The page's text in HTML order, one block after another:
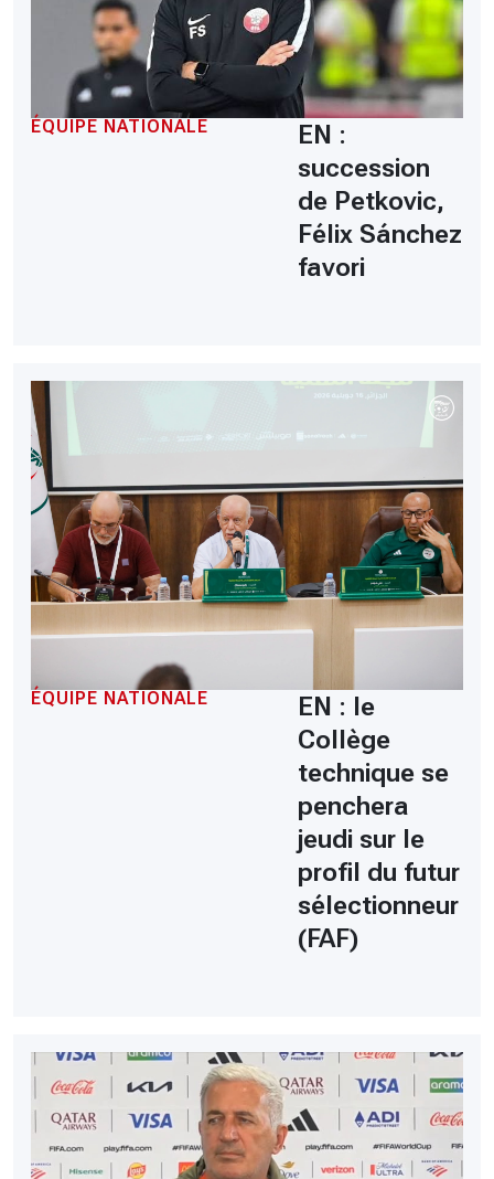
ÉQUIPE NATIONALE
EN :
succession
de Petkovic,
Félix Sánchez
favori
ÉQUIPE NATIONALE
EN : le
Collège
technique se
penchera
jeudi sur le
profil du futur
sélectionneur
(FAF)